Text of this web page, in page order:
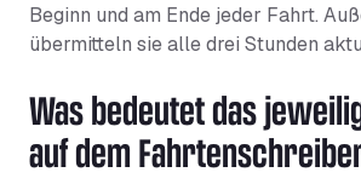
Beginn und am Ende jeder Fahrt.
übermitteln sie alle drei Stunden
Was bedeutet das
auf dem